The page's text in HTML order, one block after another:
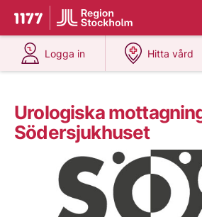
Till startsidan för 1177
Du har valt region
Logga in
på 1177.se
Hitta vård
på
Urologiska
Södersjukhuset